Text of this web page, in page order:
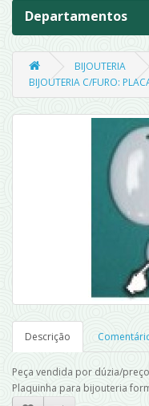
Departamentos
BIJOUTERIA
BIJOUTERIA C/FURO:
Descrição
Peça vendida por dúzia/
Plaquinha para bijouteria